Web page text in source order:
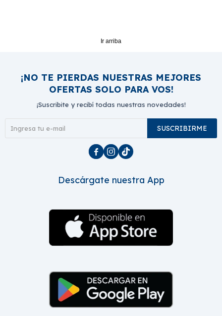
Ir arriba
¡NO TE PIERDAS NUESTRAS MEJORES
OFERTAS SOLO PARA VOS!
¡Suscribite y recibí todas nuestras novedades!
SUSCRIBIRME
  
Descárgate nuestra App